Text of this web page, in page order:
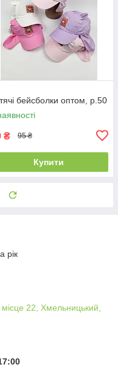
бейсболки оптом, р.50
₴ 95 ₴
Купити
рік
22, Хмельницький,